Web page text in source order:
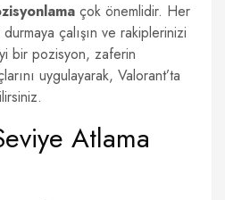
çok önemlidir. Her
çalışın ve rakiplerinizi
bir pozisyon, zaferin
uygulayarak, Valorant’ta
Atlama